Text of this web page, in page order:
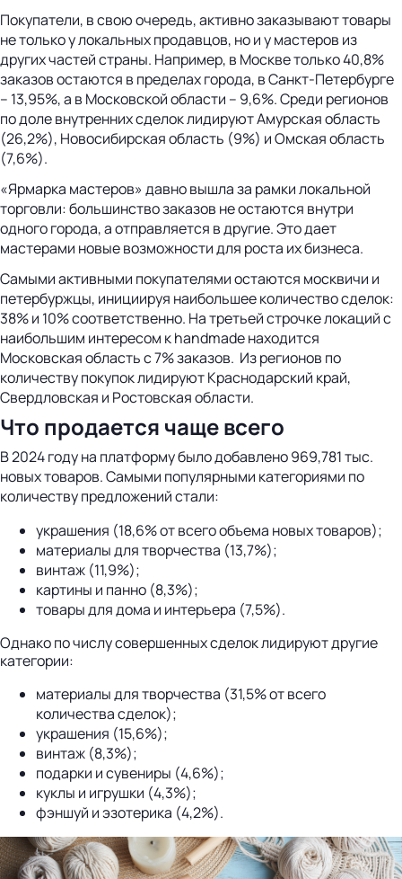
Покупатели, в свою очередь, активно заказывают товары
не только у локальных продавцов, но и у мастеров из
других частей страны. Например, в Москве только 40,8%
заказов остаются в пределах города, в Санкт-Петербурге
– 13,95%, а в Московской области – 9,6%. Среди регионов
по доле внутренних сделок лидируют Амурская область
(26,2%), Новосибирская область (9%) и Омская область
(7,6%).
«Ярмарка мастеров» давно вышла за рамки локальной
торговли: большинство заказов не остаются внутри
одного города, а отправляется в другие. Это дает
мастерами новые возможности для роста их бизнеса.
Самыми активными покупателями остаются москвичи и
петербуржцы, инициируя наибольшее количество сделок:
38% и 10% соответственно. На третьей строчке локаций с
наибольшим интересом к handmade находится
Московская область с 7% заказов. Из регионов по
количеству покупок лидируют Краснодарский край,
Свердловская и Ростовская области.
Что продается чаще всего
В 2024 году на платформу было добавлено 969,781 тыс.
новых товаров. Самыми популярными категориями по
количеству предложений стали:
украшения (18,6% от всего объема новых товаров);
материалы для творчества (13,7%);
винтаж (11,9%);
картины и панно (8,3%);
товары для дома и интерьера (7,5%).
Однако по числу совершенных сделок лидируют другие
категории:
материалы для творчества (31,5% от всего
количества сделок);
украшения (15,6%);
винтаж (8,3%);
подарки и сувениры (4,6%);
куклы и игрушки (4,3%);
фэншуй и эзотерика (4,2%).